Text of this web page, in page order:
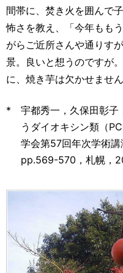
間帯に、焚き火を囲んで
怖さを教え、「今年もも
がらご近所さんや通りす
景。良いと想うのですが
に、焼き芋は欠かせません
*
宇都秀一，久保田彰子
うダイオキシン類（
学会第57回年次学術
pp.569-570，札幌，